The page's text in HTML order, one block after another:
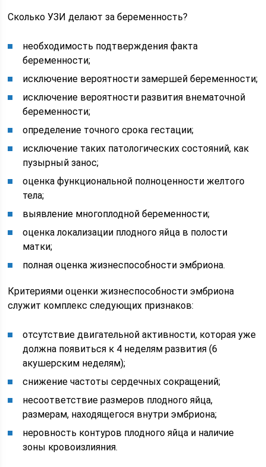
Сколько УЗИ делают за беременность?
необходимость подтверждения факта
беременности;
исключение вероятности замершей беременности;
исключение вероятности развития внематочной
беременности;
определение точного срока гестации;
исключение таких патологических состояний, как
пузырный занос;
оценка функциональной полноценности желтого
тела;
выявление многоплодной беременности;
оценка локализации плодного яйца в полости
матки;
полная оценка жизнеспособности эмбриона.
Критериями оценки жизнеспособности эмбриона
служит комплекс следующих признаков:
отсутствие двигательной активности, которая уже
должна появиться к 4 неделям развития (6
акушерским неделям);
снижение частоты сердечных сокращений;
несоответствие размеров плодного яйца,
размерам, находящегося внутри эмбриона;
неровность контуров плодного яйца и наличие
зоны кровоизлияния.